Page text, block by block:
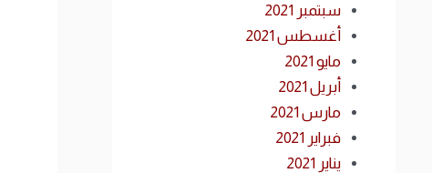
سبتمبر 2021
أغسطس 2021
مايو 2021
أبريل 2021
مارس 2021
فبراير 2021
يناير 2021